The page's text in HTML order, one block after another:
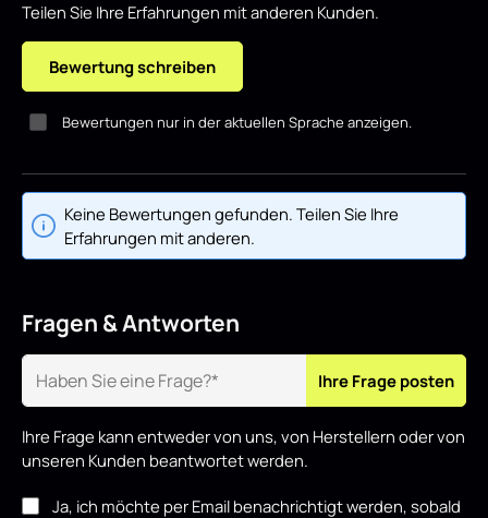
Teilen Sie Ihre Erfahrungen mit anderen Kunden.
Bewertung schreiben
Bewertungen nur in der aktuellen Sprache anzeigen.
Keine Bewertungen gefunden. Teilen Sie Ihre
Erfahrungen mit anderen.
Fragen & Antworten
Ihre Frage posten
Ihre Frage kann entweder von uns, von Herstellern oder von
unseren Kunden beantwortet werden.
Ja, ich möchte per Email benachrichtigt werden, sobald